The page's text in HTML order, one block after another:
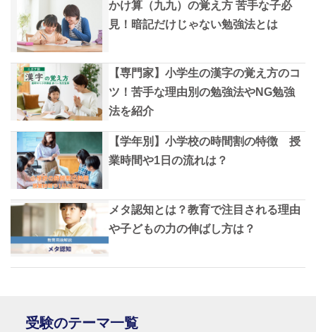
かけ算（九九）の覚え方 苦手な子必
見！暗記だけじゃない勉強法とは
【専門家】小学生の漢字の覚え方のコ
ツ！苦手な理由別の勉強法やNG勉強
法を紹介
【学年別】小学校の時間割の特徴 授
業時間や1日の流れは？
メタ認知とは？教育で注目される理由
や子どもの力の伸ばし方は？
受験のテーマ一覧